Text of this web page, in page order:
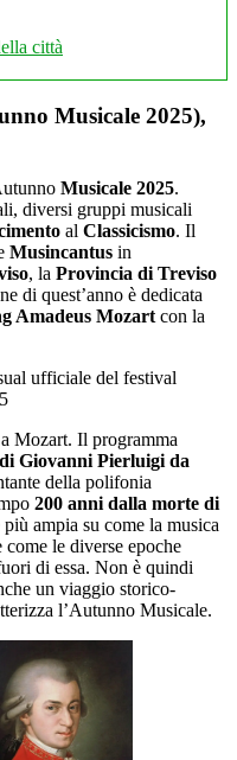
città
Musicale 2025),
Musicale 2025.
diversi gruppi musicali
al Classicismo. Il
Musincantus in
, la Provincia di Treviso
di quest’anno è dedicata
Amadeus Mozart con la
Mozart. Il programma
Giovanni Pierluigi da
della polifonia
200 anni dalla morte di
ampia su come la musica
le diverse epoche
di essa. Non è quindi
un viaggio storico-
l’Autunno Musicale.